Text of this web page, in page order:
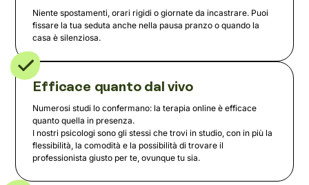
Niente spostamenti, orari rigidi o giornate da incastrare. Puoi
fissare la tua seduta anche nella pausa pranzo o quando la
casa è silenziosa.
Efficace quanto dal vivo
Numerosi studi lo confermano: la terapia online è efficace
quanto quella in presenza.
I nostri psicologi sono gli stessi che trovi in studio, con in più la
flessibilità, la comodità e la possibilità di trovare il
professionista giusto per te, ovunque tu sia.